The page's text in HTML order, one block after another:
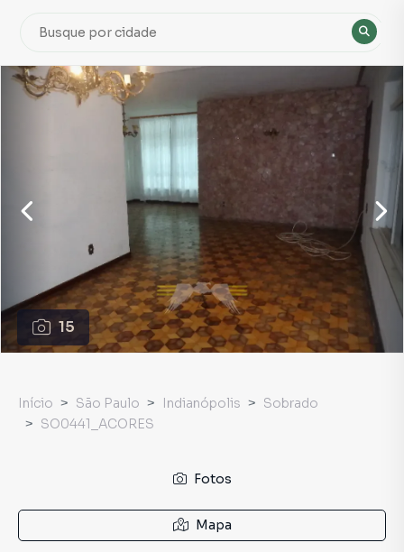
15
Início São Paulo Indianópolis
Sobrado
SO0441_ACORES
Fotos
Mapa